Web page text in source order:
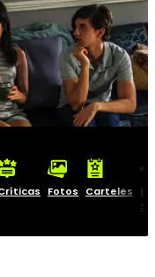
Fotos Carteles